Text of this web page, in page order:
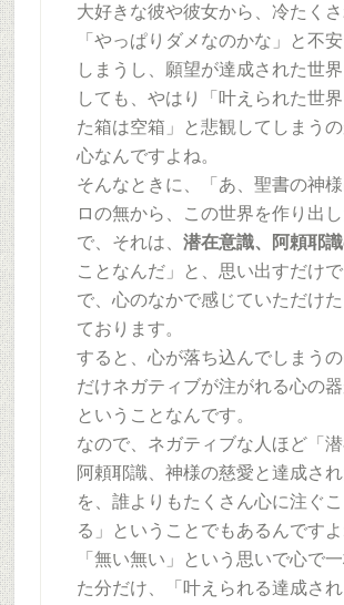
大好きな彼や彼女から、冷たく
「やっぱりダメなのかな」と不
しまうし、願望が達成された世
しても、やはり「叶えられた世
た箱は空箱」と悲観してしまう
心なんですよね。
そんなときに、「あ、聖書の神
ロの無から、この世界を作り出
で、それは、 潜在意識、阿頼耶識
ことなんだ」と、思い出すだけ
で、心のなかで感じていただけ
ております。
すると、心が落ち込んでしまう
だけネガティブが注がれる心の
ということなんです。
なので、ネガティブな人ほど「潜
阿頼耶識、神様の慈愛と達成さ
を、誰よりもたくさん心に注ぐ
る」ということでもあるんですよ
「無い無い」という思いで心で
た分だけ、「叶えられる達成さ